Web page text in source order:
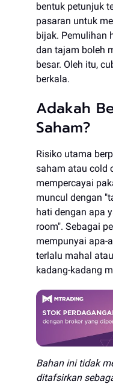
bentuk petunjuk
pasaran untuk
bijak. Pemulihan
dan tajam boleh
besar. Oleh itu,
berkala.
Adakah
Saham?
Risiko utama
saham atau cold
mempercayai
muncul dengan
hati dengan apa
room". Sebagai
mempunyai apa-
terlalu mahal
kadang-kadang
Bahan ini tidak
ditafsirkan